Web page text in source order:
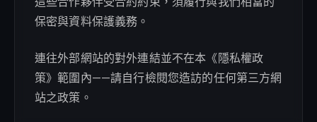
保密與資料保護義務。
連往外部網站的對外連結並不在本《隱私權政
策》範圍內——請自行檢閱您造訪的任何第三方網
站之政策。